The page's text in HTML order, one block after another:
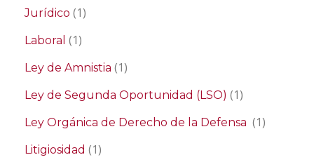
Jurídico (1)
Laboral (1)
Ley de Amnistia (1)
Ley de Segunda Oportunidad (LSO) (1)
Ley Orgánica de Derecho de la Defensa (1)
Litigiosidad (1)